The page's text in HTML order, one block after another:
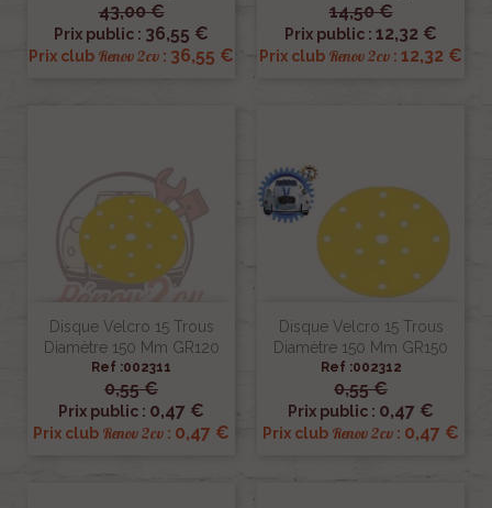
43,00 €
Prix public : 36,55 €
Prix club Renov 2cv : 36,55 €
14,50 €
Prix public : 12,32 €
Prix club Renov 2cv : 12,32 €
Disque Velcro 15 Trous
Diamètre 150 Mm GR120
Ref :002311
0,55 €
Prix public : 0,47 €
Prix club Renov 2cv : 0,47 €
Disque Velcro 15 Trous
Diamètre 150 Mm GR150
Ref :002312
0,55 €
Prix public : 0,47 €
Prix club Renov 2cv : 0,47 €